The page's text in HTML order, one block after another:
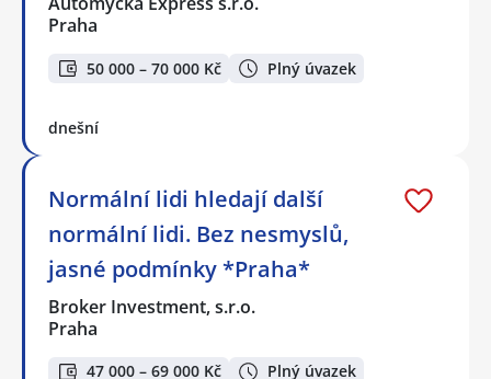
Praha
50 000 – 70 000 Kč Plný úvazek
dnešní
Normální lidi hledají další
normální lidi. Bez nesmyslů,
jasné podmínky *Praha*
Broker Investment, s.r.o.
Praha
47 000 – 69 000 Kč
Plný úvazek